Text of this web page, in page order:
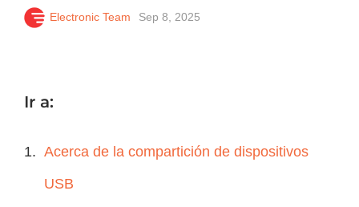
Electronic Team Sep 8, 2025
Ir a:
Acerca de la compartición de dispositivos
USB